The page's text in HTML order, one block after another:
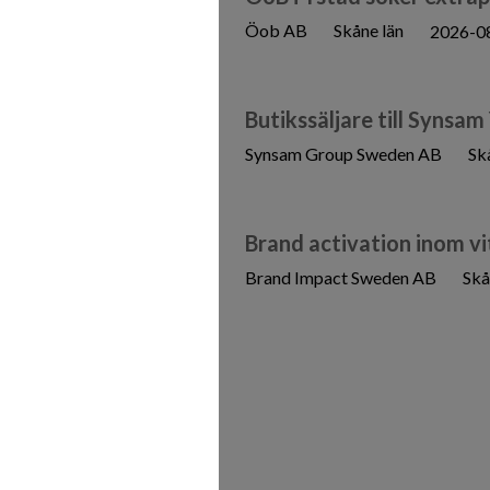
Öob AB Skåne län 2026-
Butikssäljare till
Synsam Group Sweden AB
Brand activation inom
Brand Impact Sweden AB